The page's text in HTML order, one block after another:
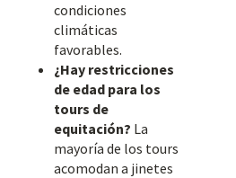
condiciones
climáticas
favorables.
¿Hay restricciones
de edad para los
tours de
equitación? La
mayoría de los tours
acomodan a jinetes